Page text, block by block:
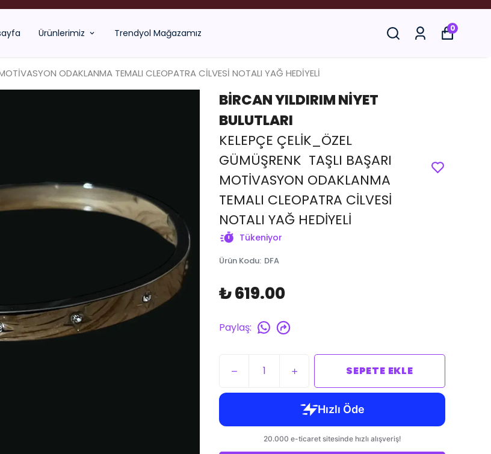
Ürünlerimiz Trendyol Mağazamız 0
ODAKLANMA TEMALI CLEOPATRA CİLVESİ NOTALI YAĞ HEDİYELİ
BİRCAN YILDIRIM NİYET
BULUTLARI
KELEPÇE ÇELİK_ÖZEL
GÜMÜŞRENK TAŞLI BAŞARI
MOTİVASYON ODAKLANMA
TEMALI CLEOPATRA CİLVESİ
NOTALI YAĞ HEDİYELİ
Tükeniyor
Ürün Kodu: DFA
₺ 619.00
Paylaş:
SEPETE EKLE